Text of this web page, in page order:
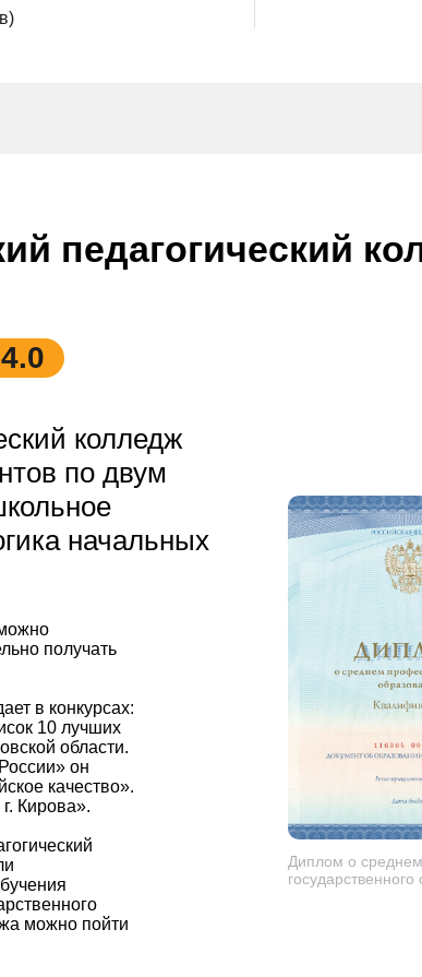
педагогический
4.0
колледж
по двум
начальных
получать
в конкурсах:
10 лучших
области.
он
качество».
Кирова».
можно пойти
Диплом о
государственного